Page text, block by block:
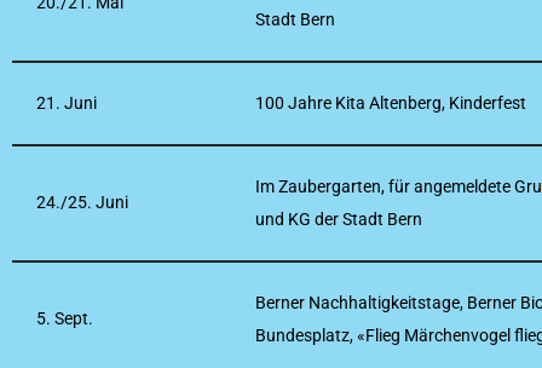
Stadt Bern
21. Juni 100 Jahre Kita Altenberg, Kinderfest
24./25. Juni
Im Zaubergarten, für angemeldete
und KG der Stadt Bern
5. Sept.
Berner Nachhaltigkeitstage, Berner
Bundesplatz, «Flieg Märchenvogel